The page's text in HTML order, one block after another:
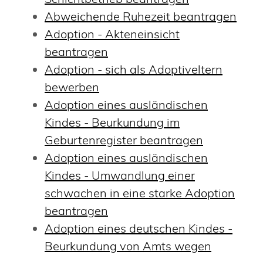
Abweichende Ruhezeit beantragen
Adoption - Akteneinsicht
beantragen
Adoption - sich als Adoptiveltern
bewerben
Adoption eines ausländischen
Kindes - Beurkundung im
Geburtenregister beantragen
Adoption eines ausländischen
Kindes - Umwandlung einer
schwachen in eine starke Adoption
beantragen
Adoption eines deutschen Kindes -
Beurkundung von Amts wegen